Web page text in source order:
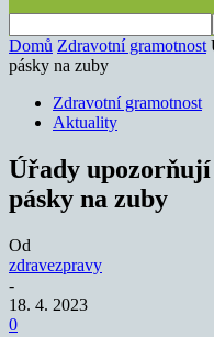
Domů Zdravotní gramotnost
pásky na zuby
Zdravotní gramotnost
Aktuality
Úřady upozorňují
pásky na zuby
Od
zdravezpravy
-
18. 4. 2023
0